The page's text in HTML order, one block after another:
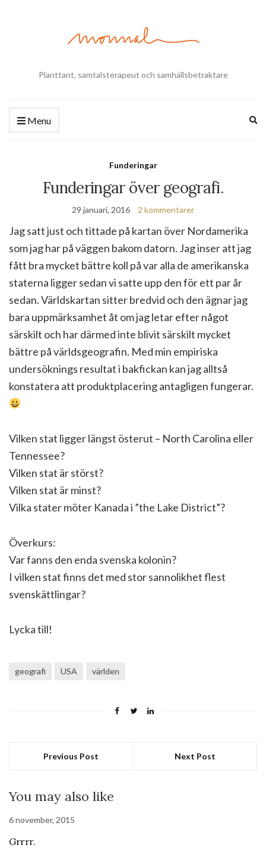
Planttant, samtalsterapeut och samhällsbetraktare
Menu
Funderingar
Funderingar över geografi.
29 januari, 2016 2 kommentarer
Jag satt just och tittade på kartan över Nordamerika
som jag har på väggen bakom datorn. Jag inser att jag
fått bra mycket bättre koll på var alla de amerikanska
staterna ligger sedan vi satte upp den för ett par år
sedan. Världskartan sitter bredvid och den ägnar jag
bara uppmärksamhet åt om jag letar efter något
särskilt och har därmed inte blivit särskilt mycket
bättre på världsgeografin. Med min empiriska
undersöknings resultat i bakfickan kan jag alltså
konstatera att produktplacering antagligen fungerar.
Vilken stat ligger längst österut – North Carolina eller
Tennessee?
Vilken stat är störst?
Vilken stat är minst?
Vilka stater möter Kanada i ”the Lake District”?
Överkurs:
Var fanns den enda svenska kolonin?
I vilken stat finns det med stor sannolikhet flest
svenskättlingar?
Lycka till!
geografi USA världen
Previous Post Next Post
You may also like
6 november, 2015
Grrrr.